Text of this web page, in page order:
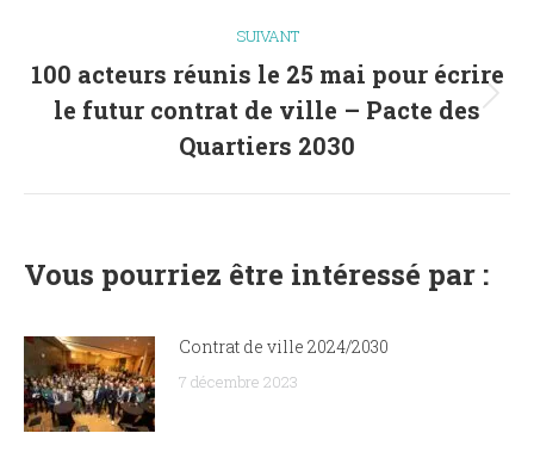
SUIVANT
Article
suivant
100 acteurs réunis le 25 mai pour écrire
le futur contrat de ville – Pacte des
Quartiers 2030
Vous pourriez être intéressé par :
Contrat de ville 2024/2030
7 décembre 2023